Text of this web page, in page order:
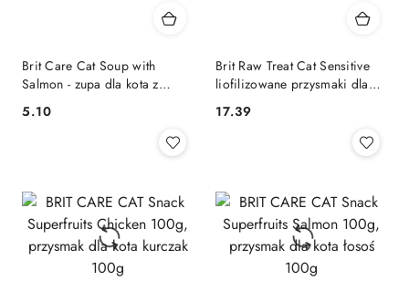
Brit Care Cat Soup with
Salmon - zupa dla kota z
Cena:
5.10
Brit Raw Treat Cat Sensitive
liofilizowane przysmaki dla
indyk 40 g
Cena:
17.39